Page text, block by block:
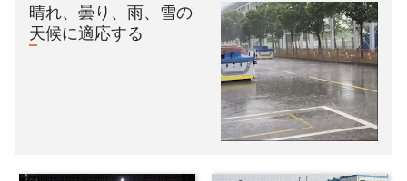
晴れ、曇り、雨、雪の
天候に適応する